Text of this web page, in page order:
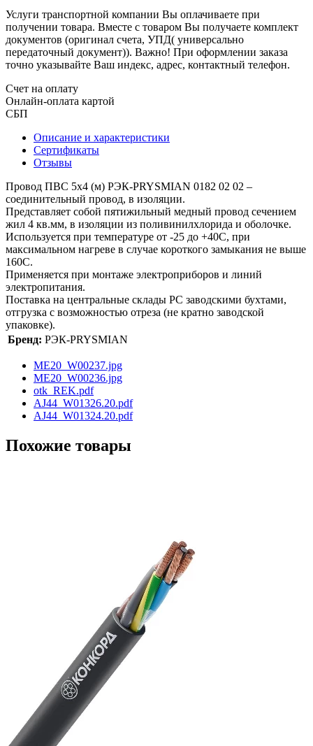
Услуги транспортной компании Вы оплачиваете при
получении товара. Вместе с товаром Вы получаете комплект
документов (оригинал счета, УПД( универсально
передаточный документ)). Важно! При оформлении заказа
точно указывайте Ваш индекс, адрес, контактный телефон.
Счет на оплату
Онлайн-оплата картой
СБП
Описание и характеристики
Сертификаты
Отзывы
Провод ПВС 5х4 (м) РЭК-PRYSMIAN 0182 02 02 –
соединительный провод, в изоляции.
Представляет собой пятижильный медный провод сечением
жил 4 кв.мм, в изоляции из поливинилхлорида и оболочке.
Используется при температуре от -25 до +40С, при
максимальном нагреве в случае короткого замыкания не выше
160С.
Применяется при монтаже электроприборов и линий
электропитания.
Поставка на центральные склады РС заводскими бухтами,
отгрузка с возможностью отреза (не кратно заводской
упаковке).
Бренд: РЭК-PRYSMIAN
ME20_W00237.jpg
ME20_W00236.jpg
otk_REK.pdf
AJ44_W01326.20.pdf
AJ44_W01324.20.pdf
Похожие товары